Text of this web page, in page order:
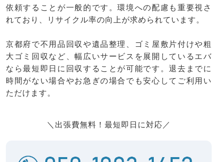
依頼することが一般的です。環境への配慮も重要視さ
れており、リサイクル率の向上が求められています。
京都府で不用品回収や遺品整理、ゴミ屋敷片付けや粗
大ゴミ回収など、幅広いサービスを展開しているエバ
なら最短即日に回収することが可能です。退去までに
時間がない場合やお急ぎの場合でも安心してご利用い
ただけます。
＼出張費無料！最短即日に対応／